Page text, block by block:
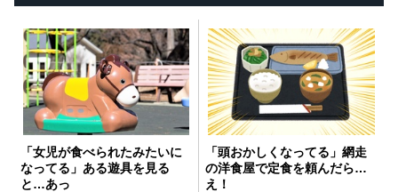
「女児が食べられたみたいに
なってる」ある遊具を見る
と…あっ
「頭おかしくなってる」網走
の洋食屋で定食を頼んだら…
え！